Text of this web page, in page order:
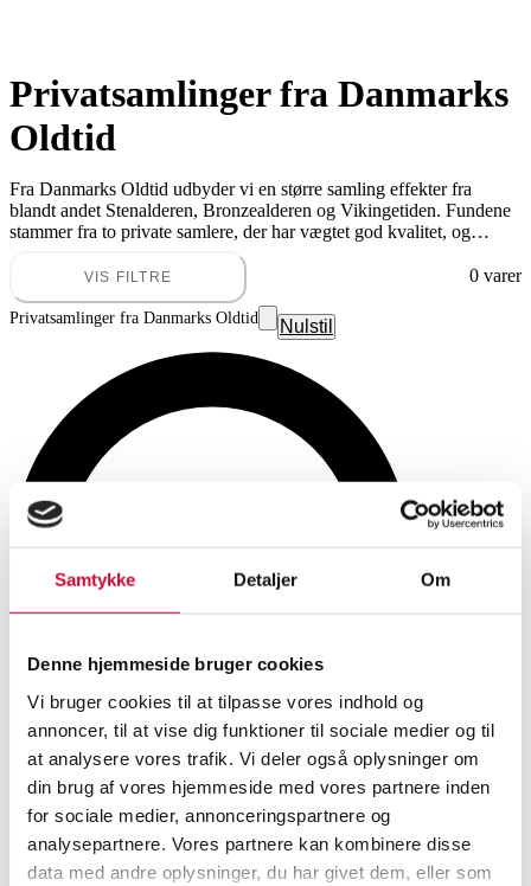
Samtykke Detaljer Om
Denne hjemmeside bruger cookies
Vi bruger cookies til at tilpasse vores indhold og
annoncer, til at vise dig funktioner til sociale medier og til
at analysere vores trafik. Vi deler også oplysninger om
din brug af vores hjemmeside med vores partnere inden
for sociale medier, annonceringspartnere og
analysepartnere. Vores partnere kan kombinere disse
data med andre oplysninger, du har givet dem, eller som
Privatsamlinger fra Danmarks
Oldtid
Fra Danmarks Oldtid udbyder vi en større samling effekter fra
blandt andet Stenalderen, Bronzealderen og Vikingetiden. Fundene
stammer fra to private samlere, der har vægtet god kvalitet, og
emnerne dækker bredt over; smykker af rav, skifer og glasperler, en
hårnål af ben fra vikingetiden, desuden arbejdsredskaber som mejsel
og flintsegl, samt en mangekantøkse, stridsøkser, dobbeltægget økse,
fiskehaledolk mfl. af flint og bjergart.
VIS FILTRE 0 varer
Privatsamlinger fra Danmarks Oldtid Nulstil